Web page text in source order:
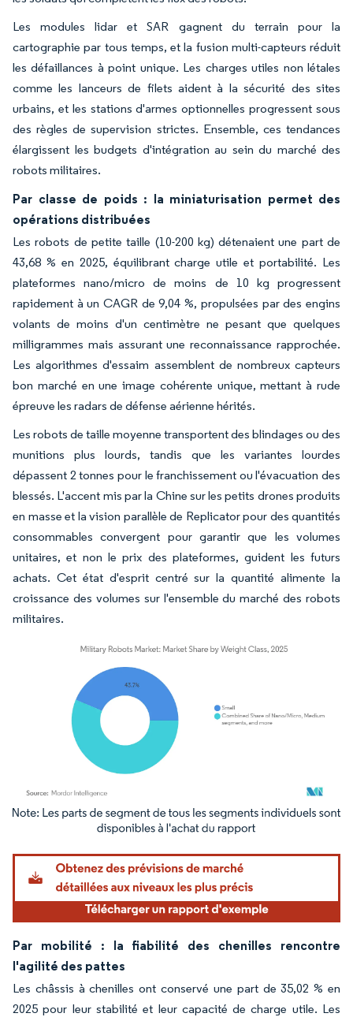
Les modules lidar et SAR gagnent du terrain pour la
cartographie par tous temps, et la fusion multi-capteurs réduit
les défaillances à point unique. Les charges utiles non létales
comme les lanceurs de filets aident à la sécurité des sites
urbains, et les stations d'armes optionnelles progressent sous
des règles de supervision strictes. Ensemble, ces tendances
élargissent les budgets d'intégration au sein du marché des
robots militaires.
Par classe de poids : la miniaturisation permet des
opérations distribuées
Les robots de petite taille (10-200 kg) détenaient une part de
43,68 % en 2025, équilibrant charge utile et portabilité. Les
plateformes nano/micro de moins de 10 kg progressent
rapidement à un CAGR de 9,04 %, propulsées par des engins
volants de moins d'un centimètre ne pesant que quelques
milligrammes mais assurant une reconnaissance rapprochée.
Les algorithmes d'essaim assemblent de nombreux capteurs
bon marché en une image cohérente unique, mettant à rude
épreuve les radars de défense aérienne hérités.
Les robots de taille moyenne transportent des blindages ou des
munitions plus lourds, tandis que les variantes lourdes
dépassent 2 tonnes pour le franchissement ou l'évacuation des
blessés. L'accent mis par la Chine sur les petits drones produits
en masse et la vision parallèle de Replicator pour des quantités
consommables convergent pour garantir que les volumes
unitaires, et non le prix des plateformes, guident les futurs
achats. Cet état d'esprit centré sur la quantité alimente la
croissance des volumes sur l'ensemble du marché des robots
militaires.
Image © Mordor Intelligence. La réutilisation nécessite une attribution sous CC BY
Par mobilité : la fiabilité des chenilles rencontre
l'agilité des pattes
Les châssis à chenilles ont conservé une part de 35,02 % en
2025 pour leur stabilité et leur capacité de charge utile. Les